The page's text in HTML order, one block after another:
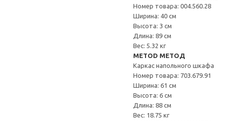
Номер товара: 004.560.28
Ширина: 40 см
Высота: 3 см
Длина: 89 см
Вес: 5.32 кг
METOD МЕТОД
Каркас напольного шкафа
Номер товара: 703.679.91
Ширина: 61 см
Высота: 6 см
Длина: 88 см
Вес: 18.75 кг